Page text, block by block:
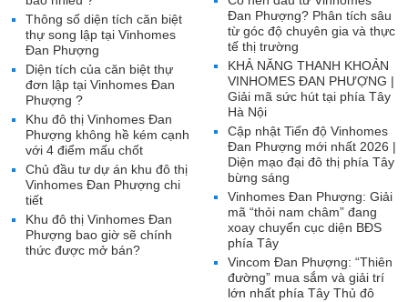
Đan Phượng? Phân tích sâu
từ góc độ chuyên gia và thực
tế thị trường
KHẢ NĂNG THANH KHOẢN
VINHOMES ĐAN PHƯỢNG |
Giải mã sức hút tại phía Tây
Hà Nội
Cập nhật Tiến độ Vinhomes
Đan Phượng mới nhất 2026 |
Diện mạo đại đô thị phía Tây
bừng sáng
Vinhomes Đan Phượng: Giải
mã “thỏi nam châm” đang
xoay chuyển cục diện BĐS
phía Tây
Vincom Đan Phượng: “Thiên
đường” mua sắm và giải trí
lớn nhất phía Tây Thủ đô
Thông số diện tích căn biệt
thự song lập tại Vinhomes
Đan Phượng
Diện tích của căn biệt thự
đơn lập tại Vinhomes Đan
Phượng ?
Khu đô thị Vinhomes Đan
Phượng không hề kém cạnh
với 4 điểm mấu chốt
Chủ đầu tư dự án khu đô thị
Vinhomes Đan Phượng chi
tiết
Khu đô thị Vinhomes Đan
Phượng bao giờ sẽ chính
thức được mở bán?